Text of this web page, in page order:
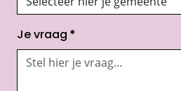
Je vraag *